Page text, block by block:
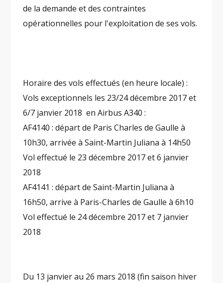
de la demande et des contraintes
opérationnelles pour l'exploitation de ses vols.
Horaire des vols effectués (en heure locale) :
Vols exceptionnels les 23/24 décembre 2017 et
6/7 janvier 2018 en Airbus A340 :
AF4140 : départ de Paris Charles de Gaulle à
10h30, arrivée à Saint-Martin Juliana à 14h50
Vol effectué le 23 décembre 2017 et 6 janvier
2018
AF4141 : départ de Saint-Martin Juliana à
16h50, arrive à Paris-Charles de Gaulle à 6h10
Vol effectué le 24 décembre 2017 et 7 janvier
2018
Du 13 janvier au 26 mars 2018 (fin saison hiver